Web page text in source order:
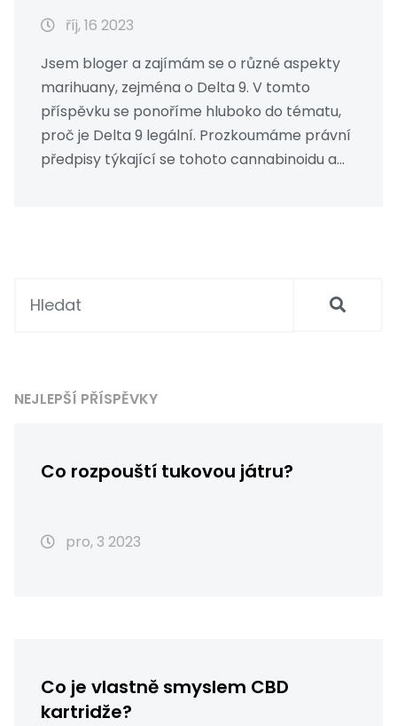
říj, 16 2023
Jsem bloger a zajímám se o různé aspekty
marihuany, zejména o Delta 9. V tomto
příspěvku se ponoříme hluboko do tématu,
proč je Delta 9 legální. Prozkoumáme právní
předpisy týkající se tohoto cannabinoidu a
NEJLEPŠÍ PŘÍSPĚVKY
Co rozpouští tukovou játru?
pro, 3 2023
Co je vlastně smyslem CBD
kartridže?